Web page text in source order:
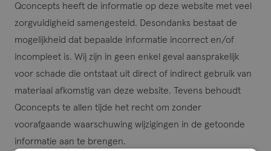
Qconcepts heeft de informatie op deze website met veel
zorgvuldigheid samengesteld. Desondanks bestaat de
mogelijkheid dat bepaalde informatie incorrect en/of
incompleet is. Wij zijn in geen enkel geval aansprakelijk
voor schade die ontstaat uit direct of indirect gebruik van
materiaal afkomstig van deze website. Tevens behoudt
Qconcepts te allen tijde het recht om zonder
voorafgaande waarschuwing wijzigingen in de getoonde
informatie aan te brengen.